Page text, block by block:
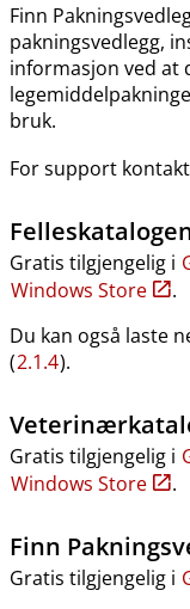
Finn
pakningsvedlegg,
informasjon ved at
bruk.
For support kontakt
Gratis tilgjengelig i
Windows Store
.
Du kan også laste
(2.1.4).
Gratis tilgjengelig i
Windows Store
.
Finn
Gratis tilgjengelig i